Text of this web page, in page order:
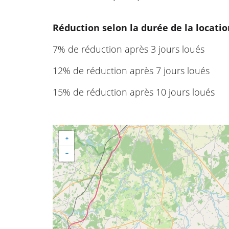
Réduction selon la durée de la
7% de réduction après 3 jours loués
12% de réduction après 7 jours loués
15% de réduction après 10 jours loués
+
−